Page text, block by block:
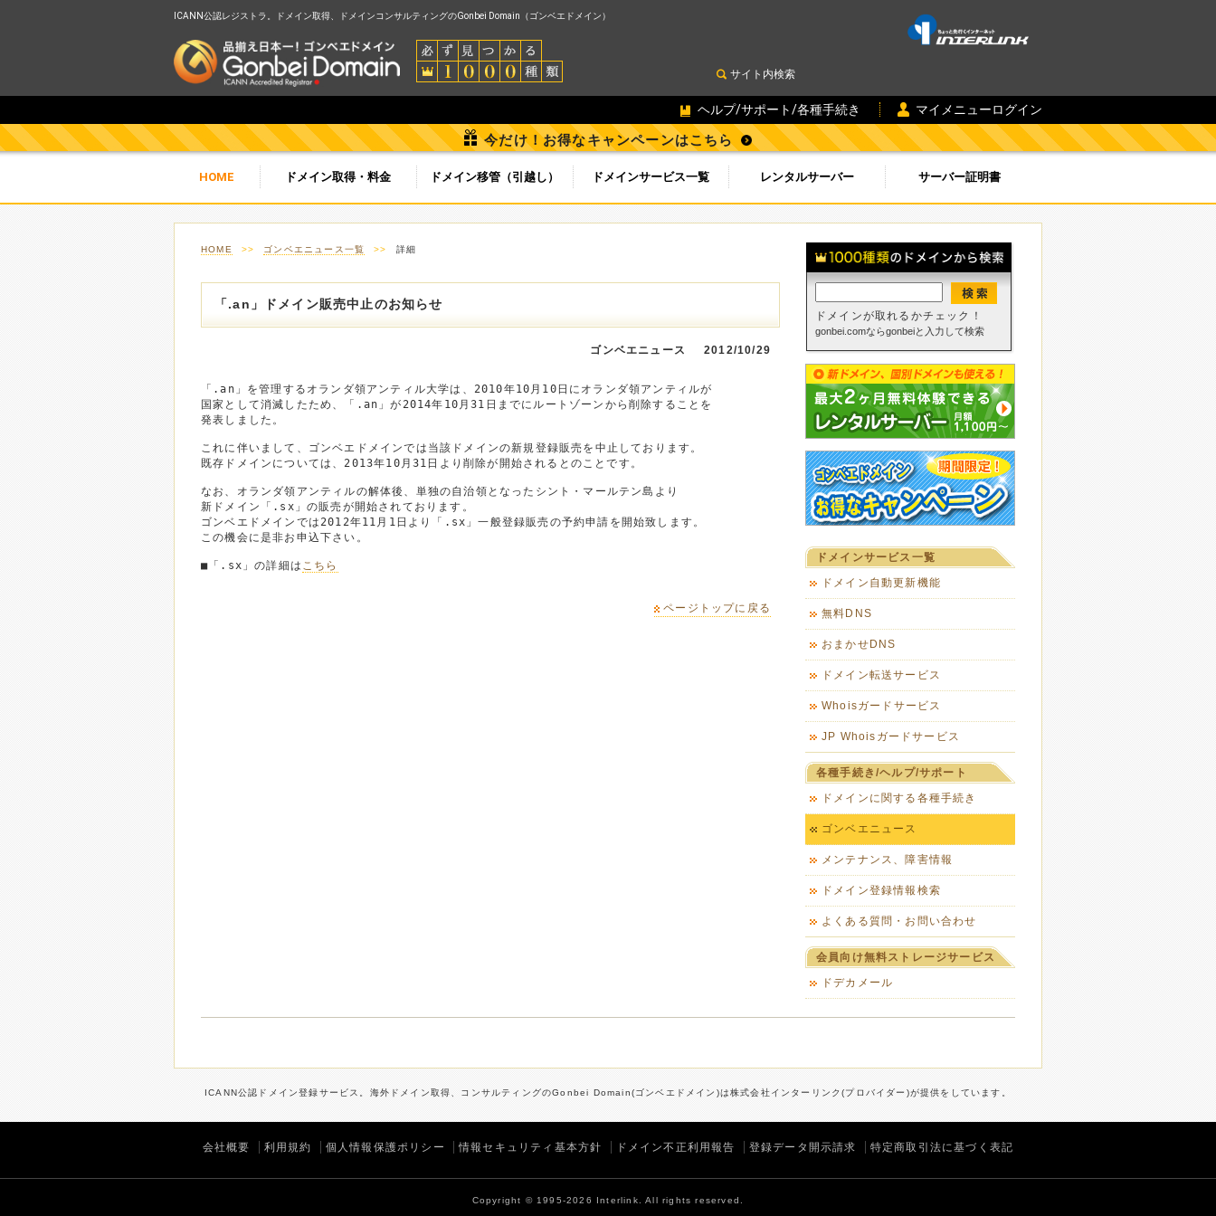
ICANN公認レジストラ。ドメイン取得、ドメインコンサルティングのGonbei Domain（ゴンベエドメイン）
サイト内検索
ヘルプ/サポート/各種手続き マイメニューログイン
今だけ！お得なキャンペーンはこちら
HOME ドメイン取得・料金 ドメイン移管（引越し） ドメインサービス一覧 レンタルサーバー サーバー証明書
HOME >> ゴンベエニュース一覧 >> 詳細
「.an」ドメイン販売中止のお知らせ
ゴンベエニュース 2012/10/29
「.an」を管理するオランダ領アンティル大学は、2010年10月10日にオランダ領アンティルが
国家として消滅したため、「.an」が2014年10月31日までにルートゾーンから削除することを
発表しました。
これに伴いまして、ゴンベエドメインでは当該ドメインの新規登録販売を中止しております。
既存ドメインについては、2013年10月31日より削除が開始されるとのことです。
なお、オランダ領アンティルの解体後、単独の自治領となったシント・マールテン島より
新ドメイン「.sx」の販売が開始されております。
ゴンベエドメインでは2012年11月1日より「.sx」一般登録販売の予約申請を開始致します。
この機会に是非お申込下さい。
■「.sx」の詳細は こちら
ページトップに戻る
ドメインが取れるかチェック！
gonbei.comならgonbeiと入力して検索
ドメインサービス一覧
ドメイン自動更新機能
無料DNS
おまかせDNS
ドメイン転送サービス
Whoisガードサービス
JP Whoisガードサービス
各種手続き/ヘルプ/サポート
ドメインに関する各種手続き
ゴンベエニュース
メンテナンス、障害情報
ドメイン登録情報検索
よくある質問・お問い合わせ
会員向け無料ストレージサービス
ドデカメール
ICANN公認ドメイン登録サービス。海外ドメイン取得、コンサルティングのGonbei Domain(ゴンベエドメイン)は株式会社インターリンク(プロバイダー)が提供をしています。
会社概要 利用規約 個人情報保護ポリシー 情報セキュリティ基本方針 ドメイン不正利用報告 登録データ開示請求 特定商取引法に基づく表記
Copyright © 1995-2026 Interlink. All rights reserved.